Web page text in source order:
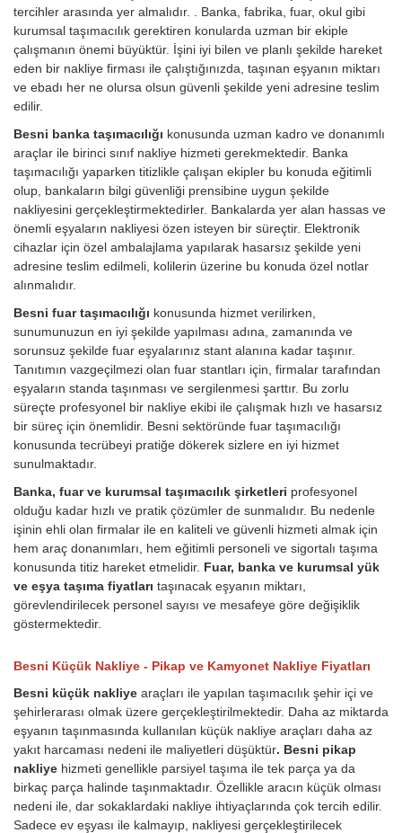
tercihler arasında yer almalıdır. . Banka, fabrika, fuar, okul gibi
kurumsal taşımacılık gerektiren konularda uzman bir ekiple
çalışmanın önemi büyüktür. İşini iyi bilen ve planlı şekilde hareket
eden bir nakliye firması ile çalıştığınızda, taşınan eşyanın miktarı
ve ebadı her ne olursa olsun güvenli şekilde yeni adresine teslim
edilir.
Besni banka taşımacılığı konusunda uzman kadro ve donanımlı
araçlar ile birinci sınıf nakliye hizmeti gerekmektedir. Banka
taşımacılığı yaparken titizlikle çalışan ekipler bu konuda eğitimli
olup, bankaların bilgi güvenliği prensibine uygun şekilde
nakliyesini gerçekleştirmektedirler. Bankalarda yer alan hassas ve
önemli eşyaların nakliyesi özen isteyen bir süreçtir. Elektronik
cihazlar için özel ambalajlama yapılarak hasarsız şekilde yeni
adresine teslim edilmeli, kolilerin üzerine bu konuda özel notlar
alınmalıdır.
Besni fuar taşımacılığı konusunda hizmet verilirken,
sunumunuzun en iyi şekilde yapılması adına, zamanında ve
sorunsuz şekilde fuar eşyalarınız stant alanına kadar taşınır.
Tanıtımın vazgeçilmezi olan fuar stantları için, firmalar tarafından
eşyaların standa taşınması ve sergilenmesi şarttır. Bu zorlu
süreçte profesyonel bir nakliye ekibi ile çalışmak hızlı ve hasarsız
bir süreç için önemlidir. Besni sektöründe fuar taşımacılığı
konusunda tecrübeyi pratiğe dökerek sizlere en iyi hizmet
sunulmaktadır.
Banka, fuar ve kurumsal taşımacılık şirketleri profesyonel
olduğu kadar hızlı ve pratik çözümler de sunmalıdır. Bu nedenle
işinin ehli olan firmalar ile en kaliteli ve güvenli hizmeti almak için
hem araç donanımları, hem eğitimli personeli ve sigortalı taşıma
konusunda titiz hareket etmelidir. Fuar, banka ve kurumsal yük
ve eşya taşıma fiyatları taşınacak eşyanın miktarı,
görevlendirilecek personel sayısı ve mesafeye göre değişiklik
göstermektedir.
Besni Küçük Nakliye - Pikap ve Kamyonet Nakliye Fiyatları
Besni küçük nakliye araçları ile yapılan taşımacılık şehir içi ve
şehirlerarası olmak üzere gerçekleştirilmektedir. Daha az miktarda
eşyanın taşınmasında kullanılan küçük nakliye araçları daha az
yakıt harcaması nedeni ile maliyetleri düşüktür. Besni pikap
nakliye hizmeti genellikle parsiyel taşıma ile tek parça ya da
birkaç parça halinde taşınmaktadır. Özellikle aracın küçük olması
nedeni ile, dar sokaklardaki nakliye ihtiyaçlarında çok tercih edilir.
Sadece ev eşyası ile kalmayıp, nakliyesi gerçekleştirilecek